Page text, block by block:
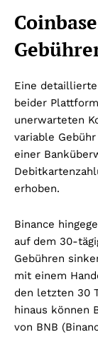
Eine
beider
unerwarteten
variable
einer
erhoben.
Binance
auf dem 30-
Gebühren
mit einem
den letzten 30
hinaus können
von BNB